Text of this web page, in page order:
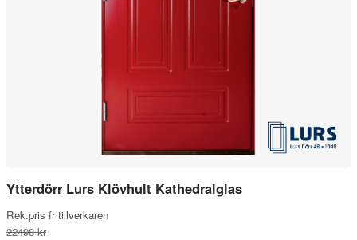
Ytterdörr Lurs Klövhult Kathedralglas
Rek.pris fr tillverkaren
22498 kr